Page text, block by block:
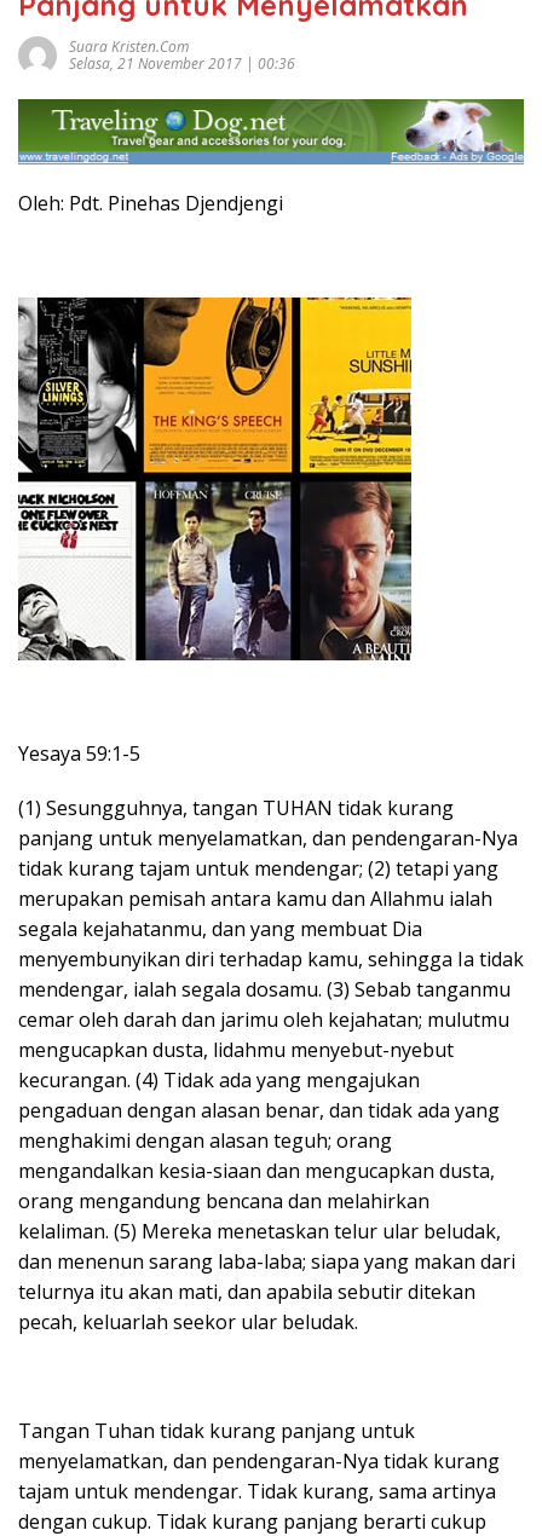
Suara Kristen.com
Selasa, 21 November 2017 | 00:36
Oleh: Pdt. Pinehas Djendjengi
Yesaya 59:1-5
(1) Sesungguhnya, tangan TUHAN tidak kurang
panjang untuk menyelamatkan, dan pendengaran-Nya
tidak kurang tajam untuk mendengar; (2) tetapi yang
merupakan pemisah antara kamu dan Allahmu ialah
segala kejahatanmu, dan yang membuat Dia
menyembunyikan diri terhadap kamu, sehingga Ia tidak
mendengar, ialah segala dosamu. (3) Sebab tanganmu
cemar oleh darah dan jarimu oleh kejahatan; mulutmu
mengucapkan dusta, lidahmu menyebut-nyebut
kecurangan. (4) Tidak ada yang mengajukan
pengaduan dengan alasan benar, dan tidak ada yang
menghakimi dengan alasan teguh; orang
mengandalkan kesia-siaan dan mengucapkan dusta,
orang mengandung bencana dan melahirkan
kelaliman. (5) Mereka menetaskan telur ular beludak,
dan menenun sarang laba-laba; siapa yang makan dari
telurnya itu akan mati, dan apabila sebutir ditekan
pecah, keluarlah seekor ular beludak.
Tangan Tuhan tidak kurang panjang untuk
menyelamatkan, dan pendengaran-Nya tidak kurang
tajam untuk mendengar. Tidak kurang, sama artinya
dengan cukup. Tidak kurang panjang berarti cukup